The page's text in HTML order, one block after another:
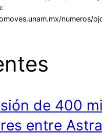
numeros/
de 400
entre